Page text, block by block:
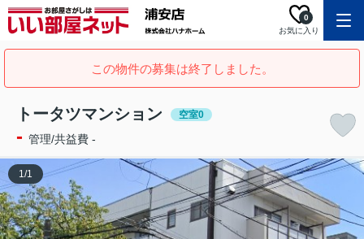
お気に入り
0
この物件の募集は終了しました。
トータツマンション 空室0
- 管理/共益費 -
1/1